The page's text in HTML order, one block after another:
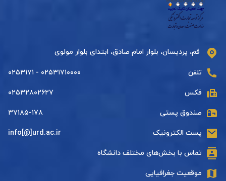
قم، پردیسان، بلوار امام صادق، ابتدای بلوار مولوی
تلفن ۰۲۵۳۱۷۱۰۰۰۰ - ۰۲۵۳۱۷۱
فکس ۰۲۵۳۲۸۰۲۶۲۷
صندوق پستی ۳۷۱۸۵-۱۷۸
پست الکترونیک info[@]urd.ac.ir
تماس با بخش‌های مختلف دانشگاه
موقعیت جغرافیایی